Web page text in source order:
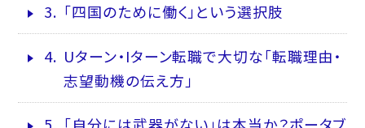
3. 「四国のために働く」という選択肢
4. Uターン・Iターン転職で大切な「転職理由・
志望動機の伝え方」